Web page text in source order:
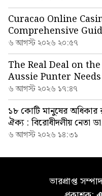
Curacao Online
Comprehensive
৬ আগস্ট ২০২৬ ২০:৫৭
The Real Deal on
Aussie Punter
৬ আগস্ট ২০২৬ ১৭:৪৭
১৮ কোটি মানুষের অধিকার
ঐক্য : বিরোধীদলীয় নেতা
৬ আগস্ট ২০২৬ ১৪:৩১
ভারপ্রাপ্ত